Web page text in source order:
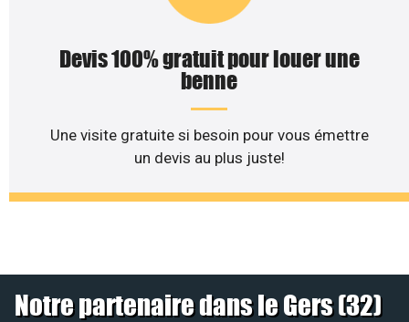
Devis 100% gratuit pour louer une
benne
Une visite gratuite si besoin pour vous émettre
un devis au plus juste!
Notre partenaire dans le Gers (32)